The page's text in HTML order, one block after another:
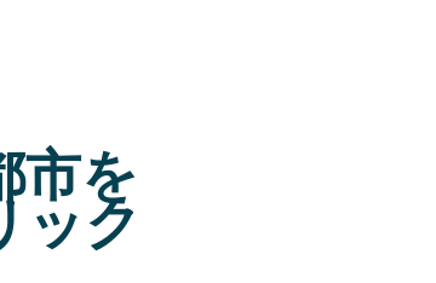
市を
ック